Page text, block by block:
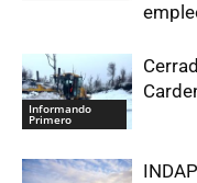
Informando
Primero